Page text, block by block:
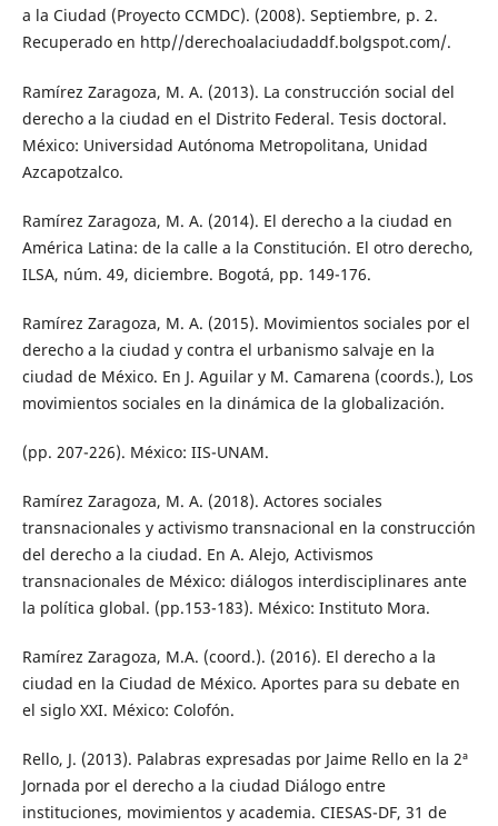
a la Ciudad (Proyecto CCMDC). (2008). Septiembre, p. 2.
Recuperado en http//derechoalaciudaddf.bolgspot.com/.
Ramírez Zaragoza, M. A. (2013). La construcción social del
derecho a la ciudad en el Distrito Federal. Tesis doctoral.
México: Universidad Autónoma Metropolitana, Unidad
Azcapotzalco.
Ramírez Zaragoza, M. A. (2014). El derecho a la ciudad en
América Latina: de la calle a la Constitución. El otro derecho,
ILSA, núm. 49, diciembre. Bogotá, pp. 149-176.
Ramírez Zaragoza, M. A. (2015). Movimientos sociales por el
derecho a la ciudad y contra el urbanismo salvaje en la
ciudad de México. En J. Aguilar y M. Camarena (coords.), Los
movimientos sociales en la dinámica de la globalización.
(pp. 207-226). México: IIS-UNAM.
Ramírez Zaragoza, M. A. (2018). Actores sociales
transnacionales y activismo transnacional en la construcción
del derecho a la ciudad. En A. Alejo, Activismos
transnacionales de México: diálogos interdisciplinares ante
la política global. (pp.153-183). México: Instituto Mora.
Ramírez Zaragoza, M.A. (coord.). (2016). El derecho a la
ciudad en la Ciudad de México. Aportes para su debate en
el siglo XXI. México: Colofón.
Rello, J. (2013). Palabras expresadas por Jaime Rello en la 2ª
Jornada por el derecho a la ciudad Diálogo entre
instituciones, movimientos y academia. CIESAS-DF, 31 de